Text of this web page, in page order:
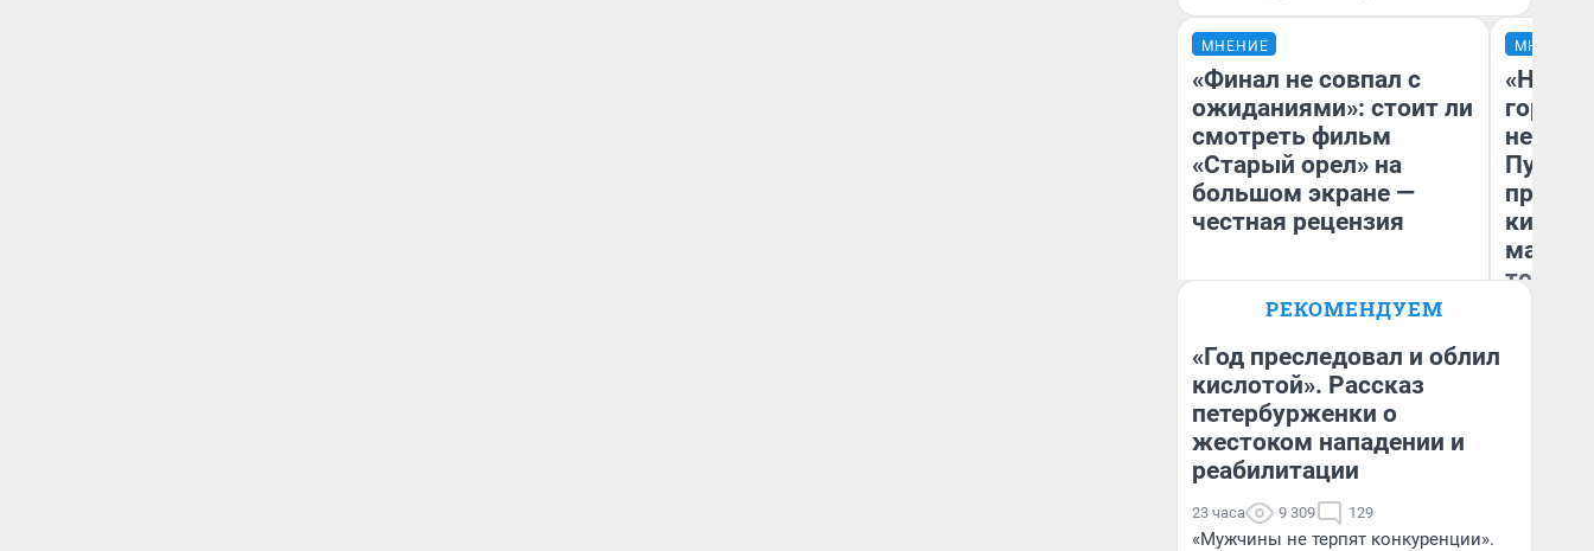
МНЕНИЕ
«Финал не совпал с
ожиданиями»: стоит ли
смотреть фильм
«Старый орел» на
большом экране —
честная рецензия
Надежда Губарь
МНЕНИЕ
«Нет
того
РЕКОМЕНДУЕМ
«Год преследовал и облил
кислотой». Рассказ
петербурженки о
жестоком нападении и
реабилитации
23 часа 9 309 129
«Мужчины не терпят конкуренции».